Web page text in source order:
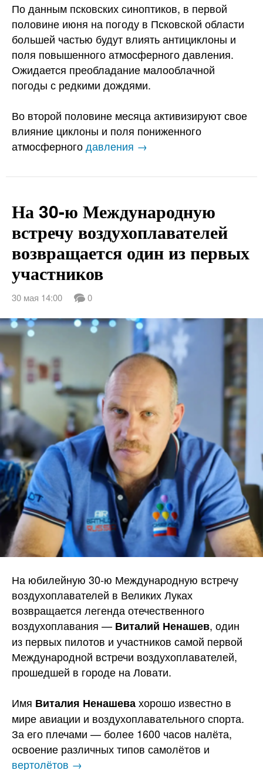
По данным псковских синоптиков, в первой
половине июня на погоду в Псковской области
большей частью будут влиять антициклоны и
поля повышенного атмосферного давления.
Ожидается преобладание малооблачной
погоды с редкими дождями.
Во второй половине месяца активизируют свое
влияние циклоны и поля пониженного
атмосферногодавления →
На 30-ю Международную
встречу воздухоплавателей
возвращается один из первых
участников
30 мая 14:00 0
На юбилейную 30-ю Международную встречу
воздухоплавателей в Великих Луках
возвращается легенда отечественного
воздухоплавания — Виталий Ненашев, один
из первых пилотов и участников самой первой
Международной встречи воздухоплавателей,
прошедшей в городе на Ловати.
Имя Виталия Ненашевахорошо известно в
мире авиации и воздухоплавательного спорта.
За его плечами — более 1600 часов налёта,
освоение различных типов самолётов и
вертолётов →